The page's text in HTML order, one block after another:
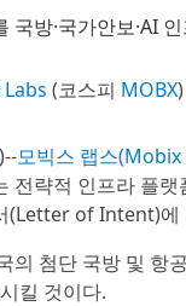
국방·국가안보·AI
(코스피 MOBX)
)--모빅스 랩스(Mobix
전략적 인프라 플
(Letter of Intent)에
의 첨단 국방 및 항
킬 것이다.